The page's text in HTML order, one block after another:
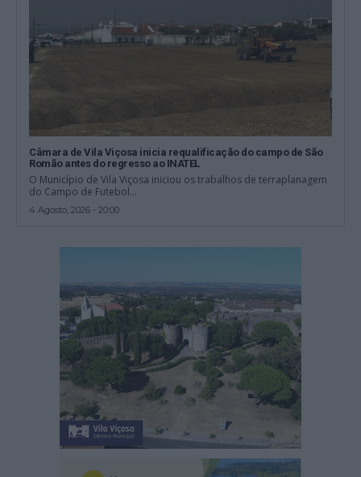
Câmara de Vila Viçosa inicia requalificação do campo de São
Romão antes do regresso ao INATEL
O Município de Vila Viçosa iniciou os trabalhos de terraplanagem
do Campo de Futebol...
4 Agosto, 2026 - 20:00